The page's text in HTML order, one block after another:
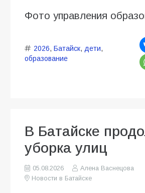
Фото управления
2026, Батайск, дети,
образование
В Батайске
уборка улиц
05.08.2026
Алена Васнецова
Новости в Батайске